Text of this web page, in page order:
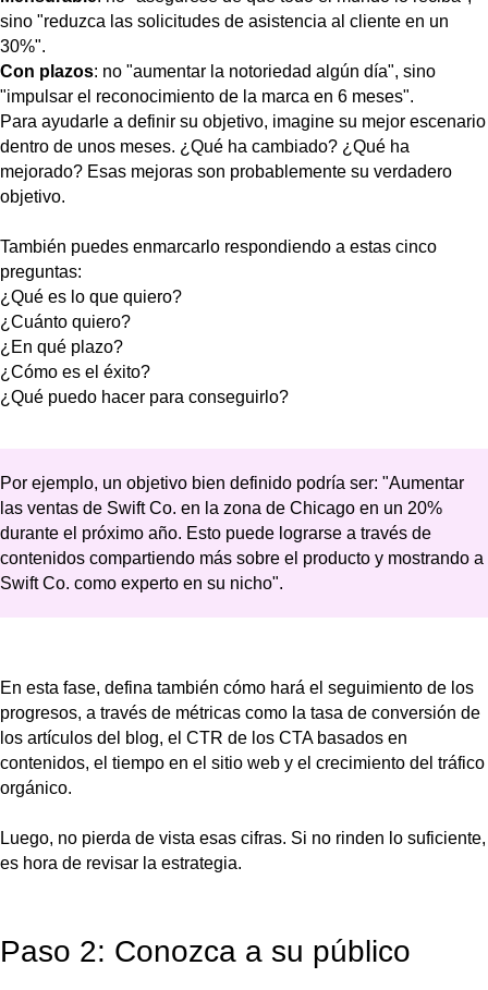
sino "reduzca las solicitudes de asistencia al cliente en un
30%".
Con plazos: no "aumentar la notoriedad algún día", sino
"impulsar el reconocimiento de la marca en 6 meses".
Para ayudarle a definir su objetivo, imagine su mejor escenario
dentro de unos meses. ¿Qué ha cambiado? ¿Qué ha
mejorado? Esas mejoras son probablemente su verdadero
objetivo.
También puedes enmarcarlo respondiendo a estas cinco
preguntas:
¿Qué es lo que quiero?
¿Cuánto quiero?
¿En qué plazo?
¿Cómo es el éxito?
¿Qué puedo hacer para conseguirlo?
Por ejemplo, un objetivo bien definido podría ser: "Aumentar
las ventas de Swift Co. en la zona de Chicago en un 20%
durante el próximo año. Esto puede lograrse a través de
contenidos compartiendo más sobre el producto y mostrando a
Swift Co. como experto en su nicho".
En esta fase, defina también cómo hará el seguimiento de los
progresos, a través de métricas como la tasa de conversión de
los artículos del blog, el CTR de los CTA basados en
contenidos, el tiempo en el sitio web y el crecimiento del tráfico
orgánico.
Luego, no pierda de vista esas cifras. Si no rinden lo suficiente,
es hora de revisar la estrategia.
Paso 2: Conozca a su público